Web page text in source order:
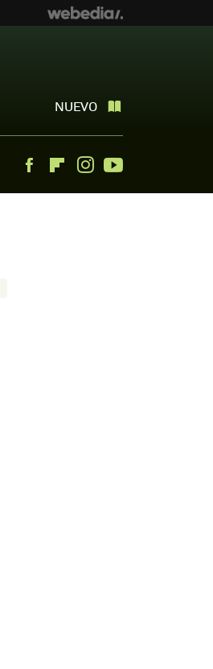
NUEVO
FacebookFlipboardInstagram